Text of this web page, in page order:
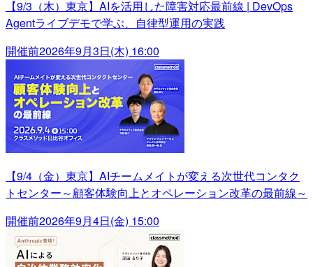
【9/3（木）東京】AIを活用した障害対応最前線 | DevOps
Agentライブデモで学ぶ、自律型運用の実践
開催前2026年9月3日(木) 16:00
【9/4（金）東京】AIチームメイトが変える次世代コンタク
トセンター～顧客体験向上とオペレーション改革の最前線～
開催前2026年9月4日(金) 15:00